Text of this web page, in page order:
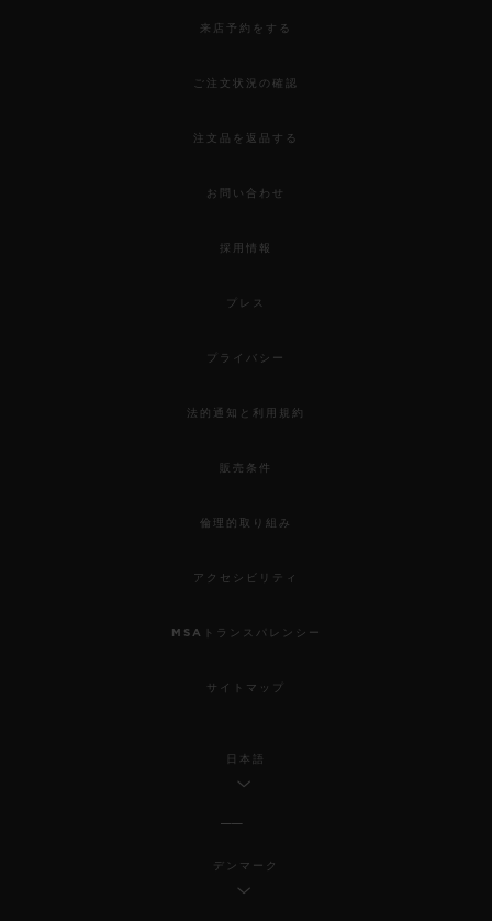
来店予約をする
ご注文状況の確認
注文品を返品する
お問い合わせ
採用情報
プレス
プライバシー
法的通知と利用規約
販売条件
倫理的取り組み
アクセシビリティ
MSAトランスパレンシー
サイトマップ
日本語
デンマーク